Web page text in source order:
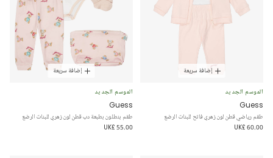
إضافة سريعة
الموسم الجديد
Guess
طقم رياضي قطن لون زهري فاتح للبنات الرضع
UK£ 60.00
إضافة سريعة
الموسم الجديد
Guess
طقم بنطلون بطبعة دب قطن لون زهري للبنات الرضع
UK£ 55.00